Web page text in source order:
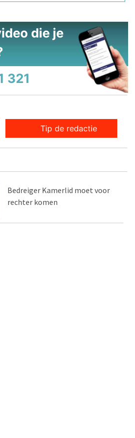
die je
321
Tip de redactie
Bedreiger Kamerlid moet voor
rechter komen